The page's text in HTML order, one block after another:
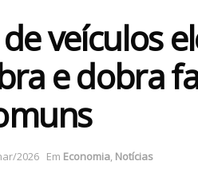
veículos
e dobra
2026 Em Economia, Notícias